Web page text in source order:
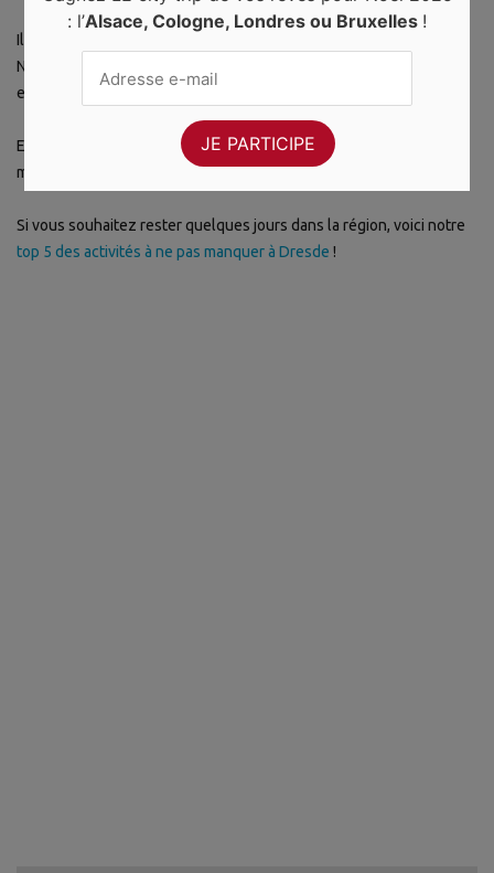
Il existe un « monde des enfants » composé d’une boulangerie de
Noël, d’une maison en pain d’épice, d’une maison de conte de fées
et bien d’autres attractions qui émerveilleront les plus petits.
En dehors de la période des fêtes, la ville de Dresde n’est pas
moins charmante !
Si vous souhaitez rester quelques jours dans la région, voici notre
top 5 des activités à ne pas manquer à Dresde !
: l’Alsace, Cologne, Londres ou Bruxelles !